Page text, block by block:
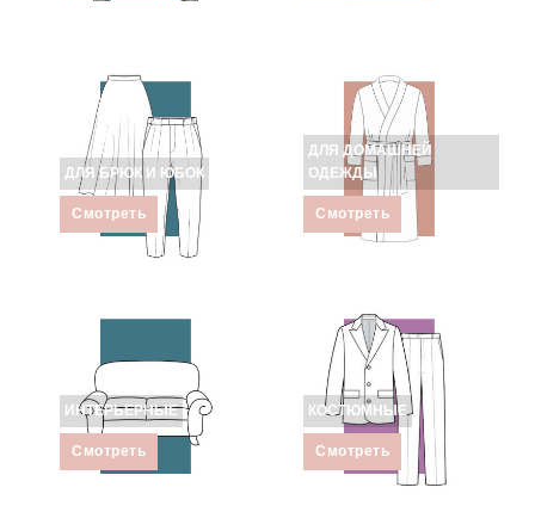
Смотреть
ДЛЯ БРЮК И ЮБОК
Смотреть
ДЛЯ ДОМАШНЕЙ
ОДЕЖДЫ
Смотреть
ИНТЕРЬЕРНЫЕ
Смотреть
КОСТЮМНЫЕ